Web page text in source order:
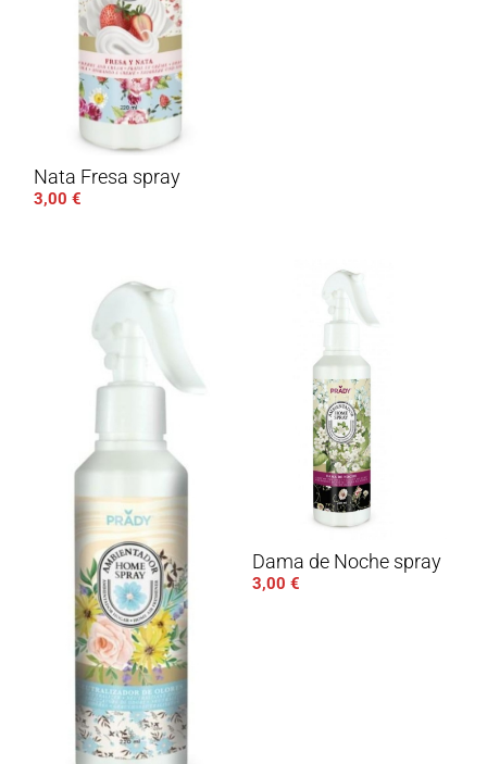
Nata Fresa spray
3,00€
Dama de Noche spray
3,00 €